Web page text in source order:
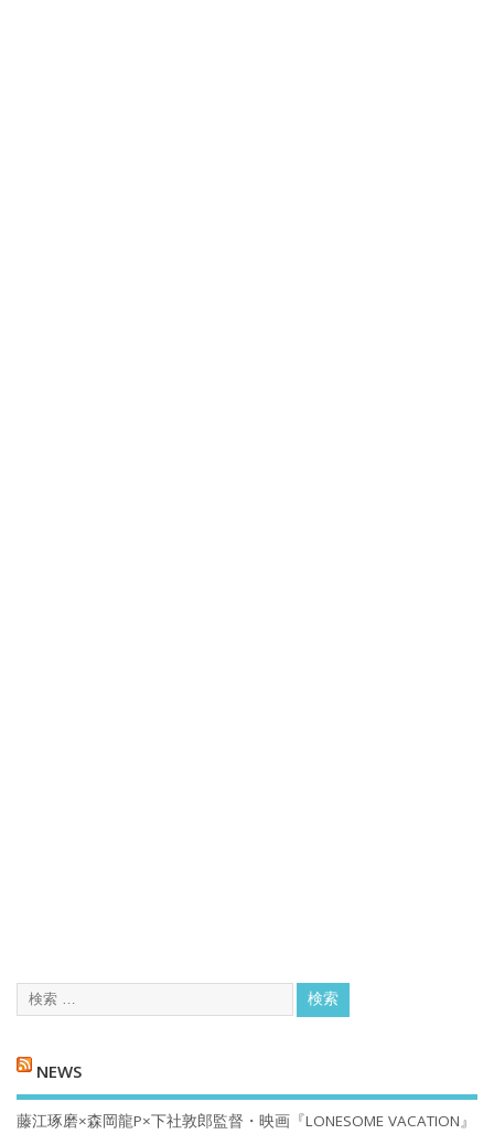
NEWS
藤江琢磨×森岡龍P×下社敦郎監督・映画『LONESOME VACATION』